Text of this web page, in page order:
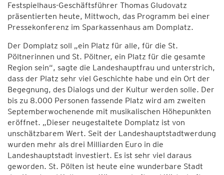
Festspielhaus-Geschäftsführer Thomas Gludovatz
präsentierten heute, Mittwoch, das Programm bei einer
Pressekonferenz im Sparkassenhaus am Domplatz.
Der Domplatz soll „ein Platz für alle, für die St.
Pöltnerinnen und St. Pöltner, ein Platz für die gesamte
Region sein“, sagte die Landeshauptfrau und unterstrich,
dass der Platz sehr viel Geschichte habe und ein Ort der
Begegnung, des Dialogs und der Kultur werden solle. Der
bis zu 8.000 Personen fassende Platz wird am zweiten
Septemberwochenende mit musikalischen Höhepunkten
eröffnet. „Dieser neugestaltete Domplatz ist von
unschätzbarem Wert. Seit der Landeshauptstadtwerdung
wurden mehr als drei Milliarden Euro in die
Landeshauptstadt investiert. Es ist sehr viel daraus
geworden. St. Pölten ist heute eine wunderbare Stadt